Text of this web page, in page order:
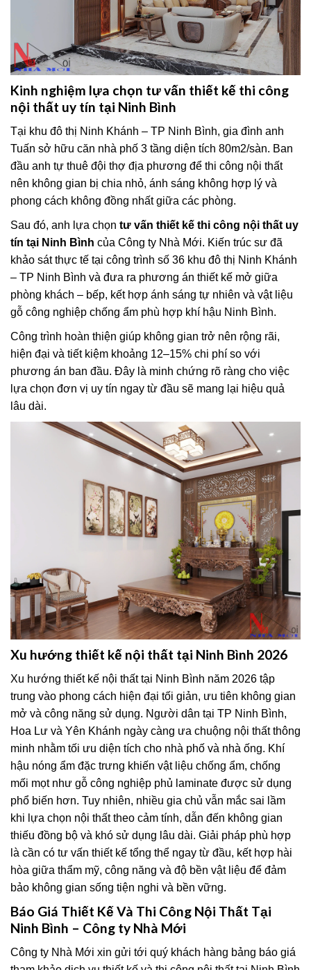
Kinh nghiệm lựa chọn tư vấn thiết kế thi công
nội thất uy tín tại Ninh Bình
Tại khu đô thị Ninh Khánh – TP Ninh Bình, gia đình anh
Tuấn sở hữu căn nhà phố 3 tầng diện tích 80m2/sàn. Ban
đầu anh tự thuê đội thợ địa phương để thi công nội thất
nên không gian bị chia nhỏ, ánh sáng không hợp lý và
phong cách không đồng nhất giữa các phòng.
Sau đó, anh lựa chọn tư vấn thiết kế thi công nội thất uy
tín tại Ninh Bình của Công ty Nhà Mới. Kiến trúc sư đã
khảo sát thực tế tại công trình số 36 khu đô thị Ninh Khánh
– TP Ninh Bình và đưa ra phương án thiết kế mở giữa
phòng khách – bếp, kết hợp ánh sáng tự nhiên và vật liệu
gỗ công nghiệp chống ẩm phù hợp khí hậu Ninh Bình.
Công trình hoàn thiện giúp không gian trở nên rộng rãi,
hiện đại và tiết kiệm khoảng 12–15% chi phí so với
phương án ban đầu. Đây là minh chứng rõ ràng cho việc
lựa chọn đơn vị uy tín ngay từ đầu sẽ mang lại hiệu quả
lâu dài.
Xu hướng thiết kế nội thất tại Ninh Bình 2026
Xu hướng thiết kế nội thất tại Ninh Bình năm 2026 tập
trung vào phong cách hiện đại tối giản, ưu tiên không gian
mở và công năng sử dụng. Người dân tại TP Ninh Bình,
Hoa Lư và Yên Khánh ngày càng ưa chuộng nội thất thông
minh nhằm tối ưu diện tích cho nhà phố và nhà ống. Khí
hậu nóng ẩm đặc trưng khiến vật liệu chống ẩm, chống
mối mọt như gỗ công nghiệp phủ laminate được sử dụng
phổ biến hơn. Tuy nhiên, nhiều gia chủ vẫn mắc sai lầm
khi lựa chọn nội thất theo cảm tính, dẫn đến không gian
thiếu đồng bộ và khó sử dụng lâu dài. Giải pháp phù hợp
là cần có tư vấn thiết kế tổng thể ngay từ đầu, kết hợp hài
hòa giữa thẩm mỹ, công năng và độ bền vật liệu để đảm
bảo không gian sống tiện nghi và bền vững.
Báo Giá Thiết Kế Và Thi Công Nội Thất Tại
Ninh Bình – Công ty Nhà Mới
Công ty Nhà Mới xin gửi tới quý khách hàng bảng báo giá